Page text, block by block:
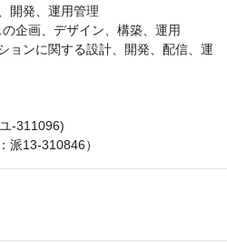
開発、運用管理
企画、デザイン、構築、運用
ョンに関する設計、開発、配信、運
-311096)
派13-310846）